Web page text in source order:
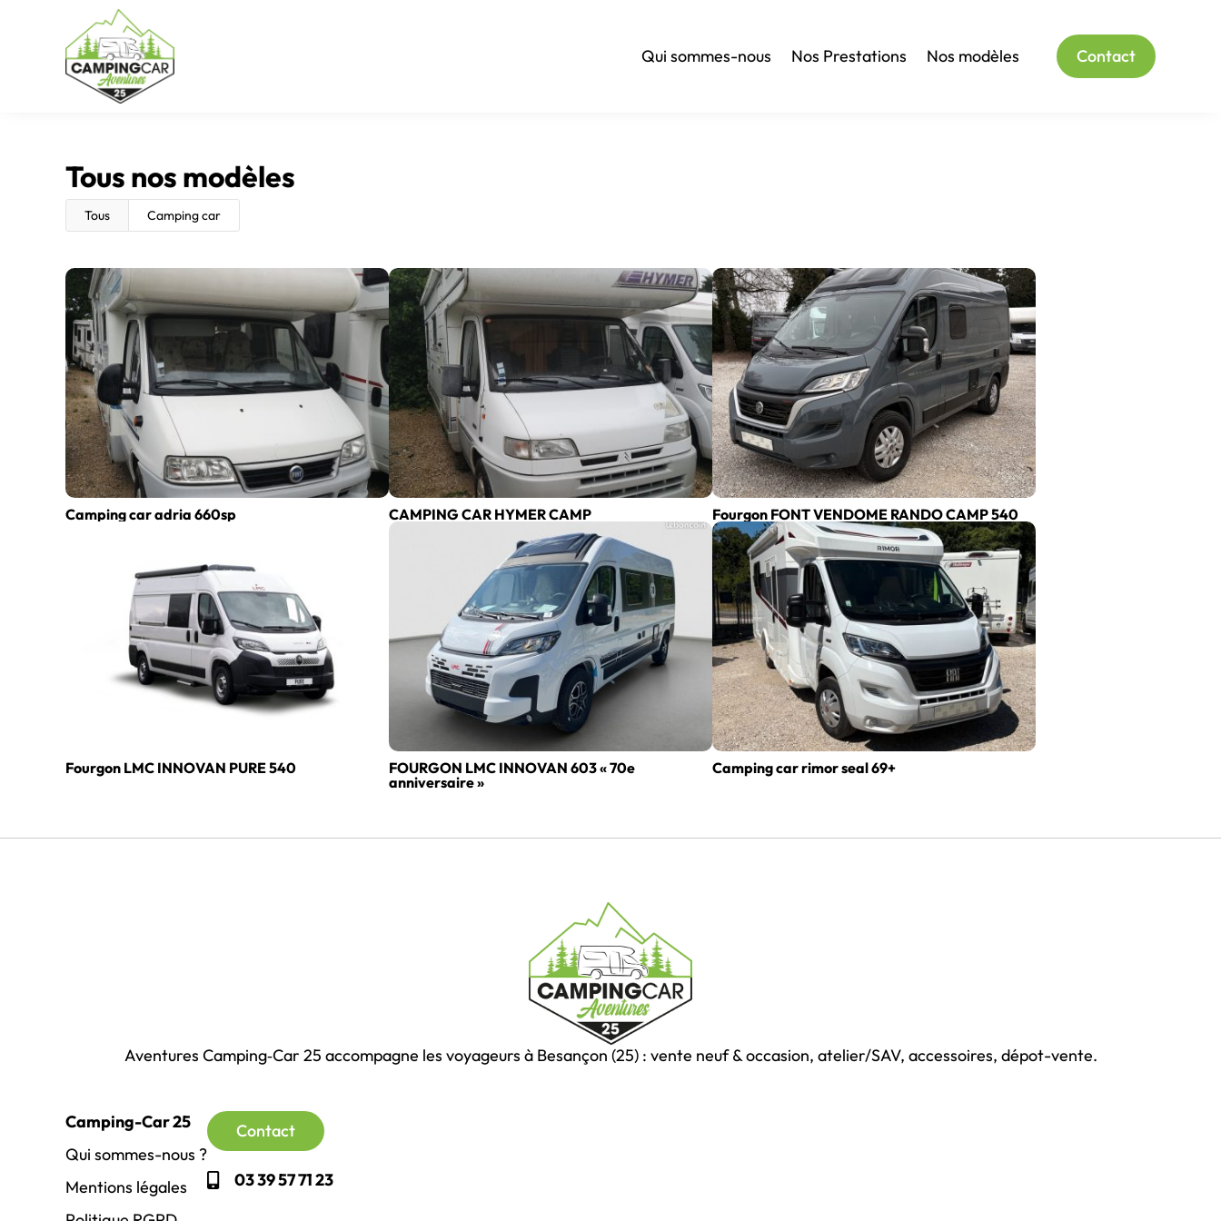
Qui sommes-nous Nos Prestations Nos modèles Contact
Tous nos modèles
Tous Camping car
Camping car adria 660sp CAMPING CAR HYMER CAMP Fourgon FONT VENDOME RANDO CAMP 540
Fourgon LMC INNOVAN PURE 540
FOURGON LMC INNOVAN 603 « 70e
anniversaire »
Camping car rimor seal 69+
Aventures Camping‑Car 25 accompagne les voyageurs à Besançon (25) : vente neuf & occasion, atelier/SAV, accessoires, dépot-vente.
Camping-Car 25
Qui sommes-nous ?
Mentions légales
Contact
03 39 57 71 23